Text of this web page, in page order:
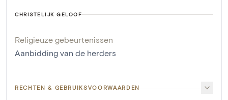
CHRISTELIJK GELOOF
Religieuze gebeurtenissen
Aanbidding van de herders
RECHTEN & GEBRUIKSVOORWAARDEN